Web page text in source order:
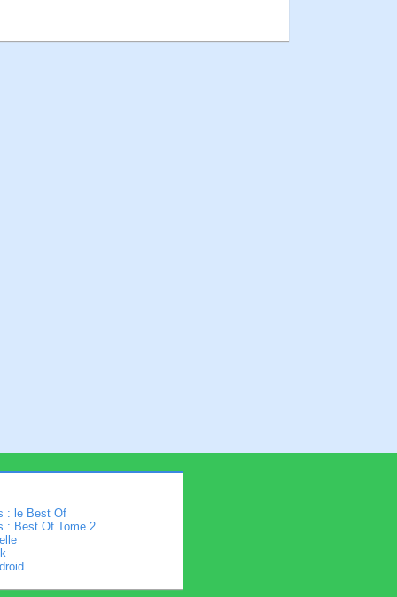
: le Best Of
: Best Of Tome 2